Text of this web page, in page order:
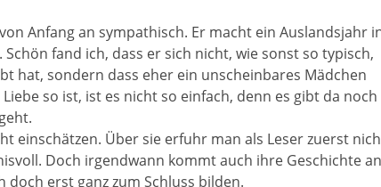
Anfang an sympathisch. Er macht ein Auslandsjahr
fand ich, dass er sich nicht, wie sonst so typisch,
hat, sondern dass eher ein unscheinbares Mädchen
so ist, ist es nicht so einfach, denn es gibt da noch
einschätzen. Über sie erfuhr man als Leser zuerst
Doch irgendwann kommt auch ihre Geschichte
erst ganz zum Schluss bilden.